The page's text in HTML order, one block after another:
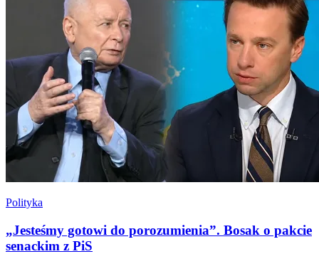
Polityka
„Jesteśmy gotowi do porozumienia”. Bosak o pakcie
senackim z PiS